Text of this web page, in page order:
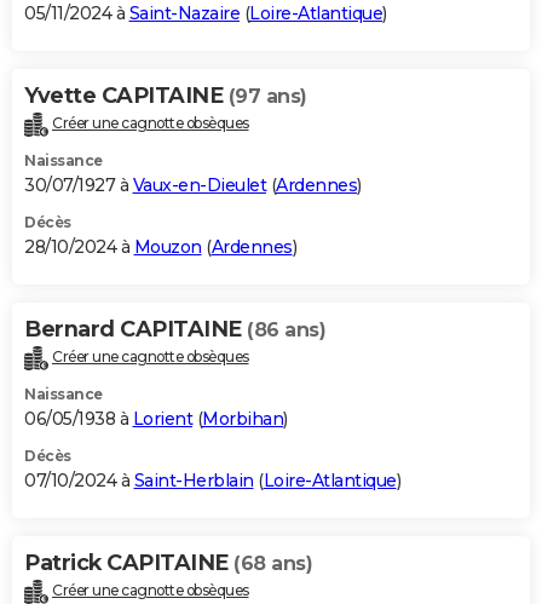
05/11/2024 à Saint-Nazaire (Loire-Atlantique)
Yvette CAPITAINE (97 ans)
Créer une cagnotte obsèques
Naissance
30/07/1927 à Vaux-en-Dieulet(Ardennes)
Décès
28/10/2024 à Mouzon (Ardennes)
Bernard CAPITAINE (86 ans)
Créer une cagnotte obsèques
Naissance
06/05/1938 à Lorient(Morbihan)
Décès
07/10/2024 à Saint-Herblain (Loire-Atlantique)
Patrick CAPITAINE (68 ans)
Créer une cagnotte obsèques